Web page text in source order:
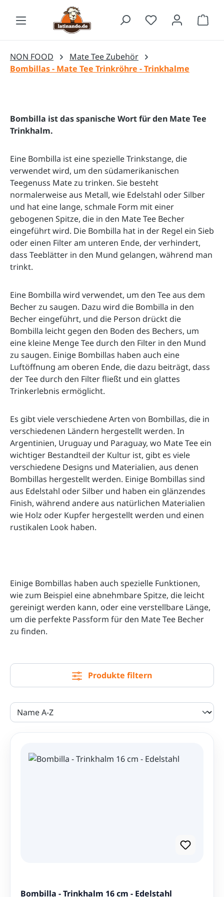
Zum Hauptinhalt springen
NON FOOD
Mate Tee Zubehör
Bombillas - Mate Tee Trinkröhre - Trinkhalme
Bombilla​ ist das spanische Wort für den Mate Tee
Trinkhalm.
Eine Bombilla ist eine spezielle Trinkstange, die
verwendet wird, um den südamerikanischen
Teegenuss Mate zu trinken. Sie besteht
normalerweise aus Metall, wie Edelstahl oder Silber
und hat eine lange, schmale Form mit einer
gebogenen Spitze, die in den Mate Tee Becher
eingeführt wird. Die Bombilla hat in der Regel ein Sieb
oder einen Filter am unteren Ende, der verhindert,
dass Teeblätter in den Mund gelangen, während man
trinkt.
Eine Bombilla wird verwendet, um den Tee aus dem
Becher zu saugen. Dazu wird die Bombilla in den
Becher eingeführt, und die Person drückt die
Bombilla leicht gegen den Boden des Bechers, um
eine kleine Menge Tee durch den Filter in den Mund
zu saugen. Einige Bombillas haben auch eine
Luftöffnung am oberen Ende, die dazu beiträgt, dass
der Tee durch den Filter fließt und ein glattes
Trinkerlebnis ermöglicht.
Es gibt viele verschiedene Arten von Bombillas, die in
verschiedenen Ländern hergestellt werden. In
Argentinien, Uruguay und Paraguay, wo Mate Tee ein
wichtiger Bestandteil der Kultur ist, gibt es viele
verschiedene Designs und Materialien, aus denen
Bombillas hergestellt werden. Einige Bombillas sind
aus Edelstahl oder Silber und haben ein glänzendes
Finish, während andere aus natürlichen Materialien
wie Holz oder Kupfer hergestellt werden und einen
rustikalen Look haben.
Einige Bombillas haben auch spezielle Funktionen,
wie zum Beispiel eine abnehmbare Spitze, die leicht
gereinigt werden kann, oder eine verstellbare Länge,
um die perfekte Passform für den Mate Tee Becher
zu finden.
Produkte filtern
Bombilla - Trinkhalm 16 cm - Edelstahl